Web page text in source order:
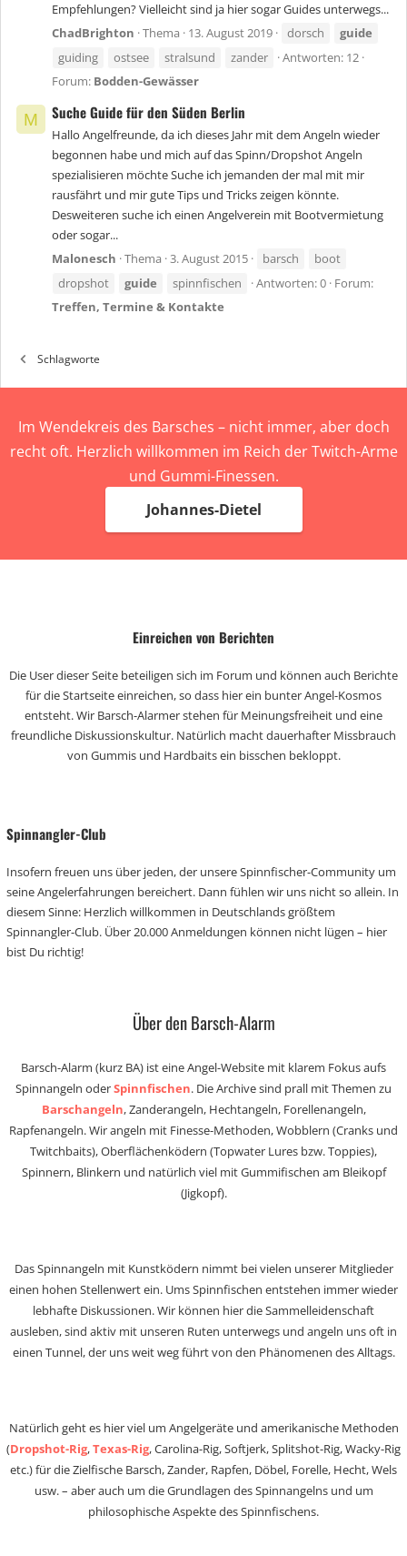
Empfehlungen? Vielleicht sind ja hier sogar Guides unterwegs...
ChadBrighton Thema 13. August 2019 dorsch
guide
guiding
ostsee stralsund zander
Antworten: 12
Forum: Bodden-Gewässer
M Suche Guide für den Süden Berlin
Hallo Angelfreunde, da ich dieses Jahr mit dem Angeln wieder
begonnen habe und mich auf das Spinn/Dropshot Angeln
spezialisieren möchte Suche ich jemanden der mal mit mir
rausfährt und mir gute Tips und Tricks zeigen könnte.
Desweiteren suche ich einen Angelverein mit Bootvermietung
oder sogar...
Malonesch Thema 3. August 2015 barsch
boot
dropshot
guide spinnfischen Antworten: 0 Forum:
Treffen, Termine & Kontakte
Schlagworte
Im Wendekreis des Barsches – nicht immer, aber doch
recht oft. Herzlich willkommen im Reich der Twitch-Arme
und Gummi-Finessen.
Johannes-Dietel
Einreichen von Berichten
Die User dieser Seite beteiligen sich im Forum und können auch Berichte
für die Startseite einreichen, so dass hier ein bunter Angel-Kosmos
entsteht. Wir Barsch-Alarmer stehen für Meinungsfreiheit und eine
freundliche Diskussionskultur. Natürlich macht dauerhafter Missbrauch
von Gummis und Hardbaits ein bisschen bekloppt.
Spinnangler-Club
Insofern freuen uns über jeden, der unsere Spinnfischer-Community um
seine Angelerfahrungen bereichert. Dann fühlen wir uns nicht so allein. In
diesem Sinne: Herzlich willkommen in Deutschlands größtem
Spinnangler-Club. Über 20.000 Anmeldungen können nicht lügen – hier
bist Du richtig!
Über den Barsch-Alarm
Barsch-Alarm (kurz BA) ist eine Angel-Website mit klarem Fokus aufs
Spinnangeln oderSpinnfischen. Die Archive sind prall mit Themen zu
Barschangeln, Zanderangeln, Hechtangeln, Forellenangeln,
Rapfenangeln. Wir angeln mit Finesse-Methoden, Wobblern (Cranks und
Twitchbaits), Oberflächenködern (Topwater Lures bzw. Toppies),
Spinnern, Blinkern und natürlich viel mit Gummifischen am Bleikopf
(Jigkopf).
Das Spinnangeln mit Kunstködern nimmt bei vielen unserer Mitglieder
einen hohen Stellenwert ein. Ums Spinnfischen entstehen immer wieder
lebhafte Diskussionen. Wir können hier die Sammelleidenschaft
ausleben, sind aktiv mit unseren Ruten unterwegs und angeln uns oft in
einen Tunnel, der uns weit weg führt von den Phänomenen des Alltags.
Natürlich geht es hier viel um Angelgeräte und amerikanische Methoden
(Dropshot-Rig,Texas-Rig, Carolina-Rig, Softjerk, Splitshot-Rig, Wacky-Rig
etc.) für die Zielfische Barsch, Zander, Rapfen, Döbel, Forelle, Hecht, Wels
usw. – aber auch um die Grundlagen des Spinnangelns und um
philosophische Aspekte des Spinnfischens.